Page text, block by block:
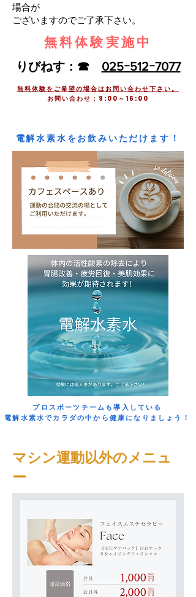
場合が
​ございますのでご了承下さい。
​無料体験実施中
​りびねす：☎ 025ｰ512ｰ7077
無料体験をご希望の場合はお問い合わせ下さい。
​お問い合わせ：9:00～16:00
​電解水素水をお飲みいただけます！
​プロスポーツチームも導入している
電解水素水でカラダの中から健康になりましょう！
​マシン運動以外のメニュ
ー